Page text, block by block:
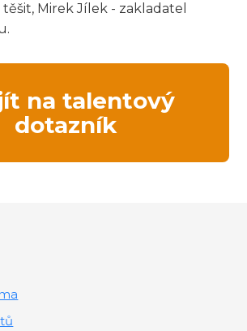
těšit, Mirek Jílek - zakladatel
na talentový
dotazník